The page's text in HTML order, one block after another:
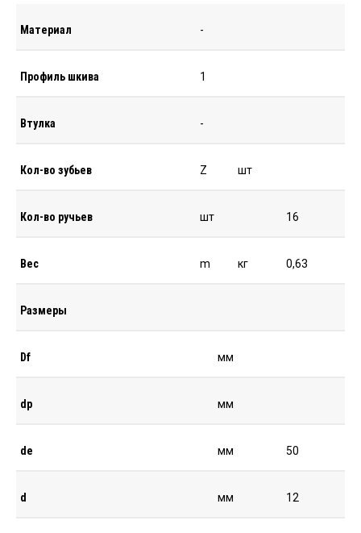
Материал -
Профиль шкива 1
Втулка -
Кол-во зубьев Z шт
Кол-во ручьев шт 16
Вес m кг 0,63
Размеры
Df мм
dp мм
de мм 50
d мм 12